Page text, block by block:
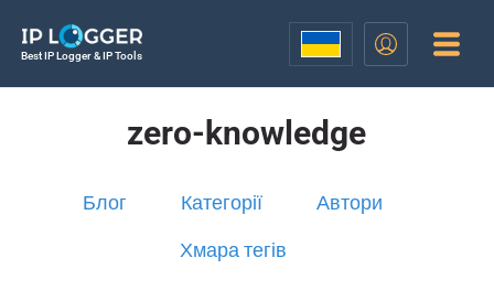
Best IP Logger & IP Tools
zero-knowledge
Блог Категорії Автори
Хмара тегів